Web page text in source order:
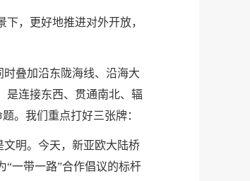
，更好地推进对外开放，
叠加沿东陇海线、沿海大
是连接东西、贯通南北、辐
。我们重点打好三张牌：
文明。今天，新亚欧大陆桥
一带一路”合作倡议的标杆